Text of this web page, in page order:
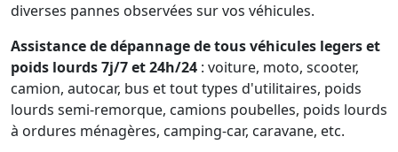
diverses pannes observées sur vos véhicules.
Assistance de dépannage de tous véhicules legers et
poids lourds 7j/7 et 24h/24 : voiture, moto, scooter,
camion, autocar, bus et tout types d'utilitaires, poids
lourds semi-remorque, camions poubelles, poids lourds
à ordures ménagères, camping-car, caravane, etc.